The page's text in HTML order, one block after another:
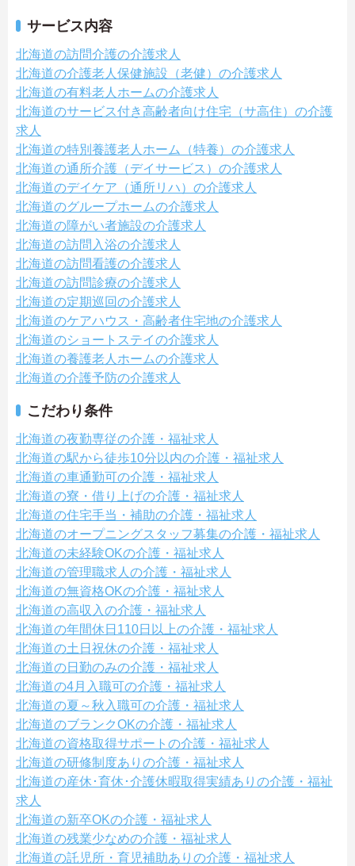
サービス内容
北海道の訪問介護の介護求人
北海道の介護老人保健施設（老健）の介護求人
北海道の有料老人ホームの介護求人
北海道のサービス付き高齢者向け住宅（サ高住）の介護
求人
北海道の特別養護老人ホーム（特養）の介護求人
北海道の通所介護（デイサービス）の介護求人
北海道のデイケア（通所リハ）の介護求人
北海道のグループホームの介護求人
北海道の障がい者施設の介護求人
北海道の訪問入浴の介護求人
北海道の訪問看護の介護求人
北海道の訪問診療の介護求人
北海道の定期巡回の介護求人
北海道のケアハウス・高齢者住宅地の介護求人
北海道のショートステイの介護求人
北海道の養護老人ホームの介護求人
北海道の介護予防の介護求人
こだわり条件
北海道の夜勤専従の介護・福祉求人
北海道の駅から徒歩10分以内の介護・福祉求人
北海道の車通勤可の介護・福祉求人
北海道の寮・借り上げの介護・福祉求人
北海道の住宅手当・補助の介護・福祉求人
北海道のオープニングスタッフ募集の介護・福祉求人
北海道の未経験OKの介護・福祉求人
北海道の管理職求人の介護・福祉求人
北海道の無資格OKの介護・福祉求人
北海道の高収入の介護・福祉求人
北海道の年間休日110日以上の介護・福祉求人
北海道の土日祝休の介護・福祉求人
北海道の日勤のみの介護・福祉求人
北海道の4月入職可の介護・福祉求人
北海道の夏～秋入職可の介護・福祉求人
北海道のブランクOKの介護・福祉求人
北海道の資格取得サポートの介護・福祉求人
北海道の研修制度ありの介護・福祉求人
北海道の産休･育休･介護休暇取得実績ありの介護・福祉
求人
北海道の新卒OKの介護・福祉求人
北海道の残業少なめの介護・福祉求人
北海道の託児所・育児補助ありの介護・福祉求人